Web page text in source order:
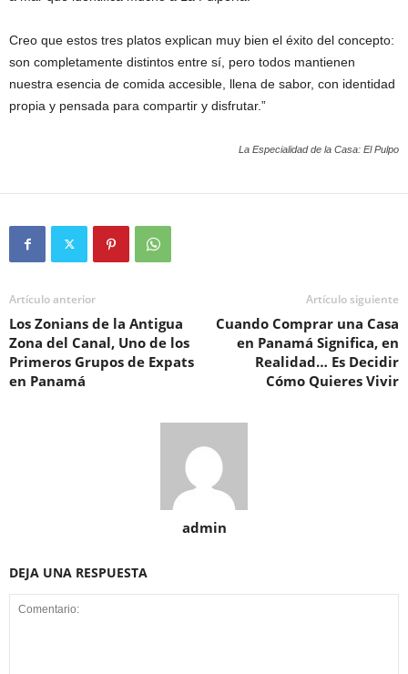
Creo que estos tres platos explican muy bien el éxito del concepto:
son completamente distintos entre sí, pero todos mantienen
nuestra esencia de comida accesible, llena de sabor, con identidad
propia y pensada para compartir y disfrutar.”
La Especialidad de la Casa: El Pulpo
Artículo anterior
Los Zonians de la Antigua
Zona del Canal, Uno de los
Primeros Grupos de Expats
en Panamá
Artículo siguiente
Cuando Comprar una Casa
en Panamá Significa, en
Realidad… Es Decidir
Cómo Quieres Vivir
admin
DEJA UNA RESPUESTA